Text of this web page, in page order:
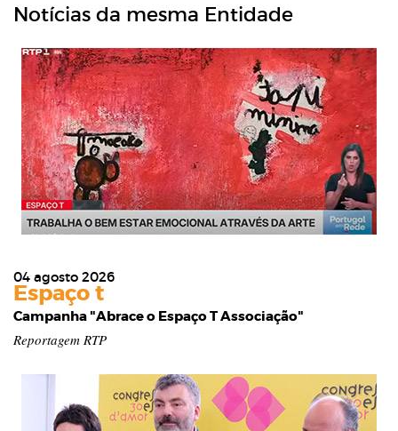
Notícias da mesma Entidade
04 agosto 2026
Espaço t
Campanha "Abrace o Espaço T Associação"
Reportagem RTP